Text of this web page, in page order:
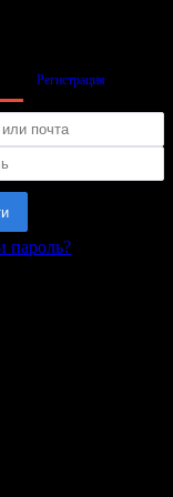
Регистрация
пароль?